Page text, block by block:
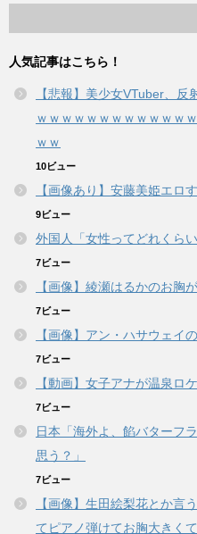
人気記事はこちら！
【悲報】美少女VTuber、
ｗｗｗｗｗｗｗｗｗｗｗｗ
ｗｗ
10ビュー
【画像あり】安藤美姫エロ
9ビュー
外国人「女性ってどれくら
7ビュー
【画像】綾瀬はるかのお胸
7ビュー
【画像】アン・ハサウェイ
7ビュー
【動画】女子アナが温泉ロ
7ビュー
日本「海外よ、餡バターフ
思う？」
7ビュー
【画像】生田絵梨花とか言
てピアノ弾けてお胸大きくて